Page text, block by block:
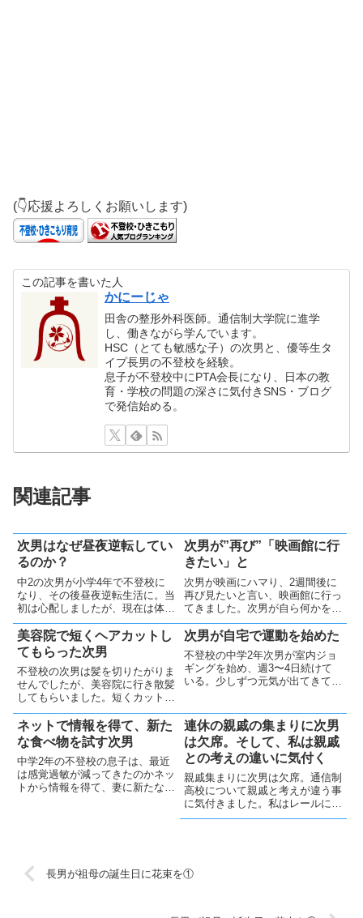
(👇応援よろしくお願いします)
この記事を書いた人
かにーじゃ
田舎の整形外科医師。通信制大学院に進学
し、働きながら学んでいます。
HSC（とても敏感な子）の次男と、優等生タ
イプ長男の不登校を経験。
息子が不登校中にPTA会長になり、日本の教
育・学校の問題の深さに気付きSNS・ブログ
で発信始める。
関連記事
次男はなぜ昼夜逆転してい
るのか？
中2の次男が小学4年で不登校に
なり、その後昼夜逆転生活に。当
初は心配しましたが、現在は体調
に問題ありません。理由は不明で
すがOKと思ってます😊
次男が”再び”「映画館に行
きたい」と
次男が映画にハマり、2週間後に
再び見たいと言い、映画館に行っ
てきました。次男が自ら何かをや
ろうとしている時には、できるだ
けサポートしたいと思っていま
美容院で短くヘアカットし
てもらった次男
不登校の次男は髪を切りたがりま
せんでしたが、美容院に行き散髪
してもらいました。短くカットし
てもらう気持ちになったことと、
美容師さんとの会話もできたよう
で良かったです
次男が自宅で運動を始めた
不登校の中学2年次男が室内ジョ
ギングを始め、週3〜4日続けて
いる。少しずつ元気が出てきて、
す。
ネットで情報を得て、新た
な食べ物を試す次男
中学2年の不登校の息子は、最近
は感覚過敏が減ってきたのかネッ
トから情報を得て、妻に新たな食
連休の親戚の集まりに次男
は欠席。そして、私は親戚
との考えの違いに気付く
親戚集まりに次男は欠席。通信制
高校について親戚と考えが違う事
に気付きました。私はレールに固
執せず合理的に考えるようになっ
長男が祖母の誕生日に花束を①